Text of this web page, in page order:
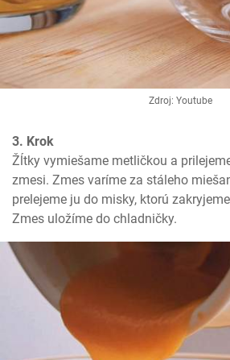
Zdroj: Youtube
3. Krok
Žĺtky vymiešame metličkou a
zmesi. Zmes varíme za stáleho
prelejeme ju do misky, ktorú
Zmes uložíme do chladničky.